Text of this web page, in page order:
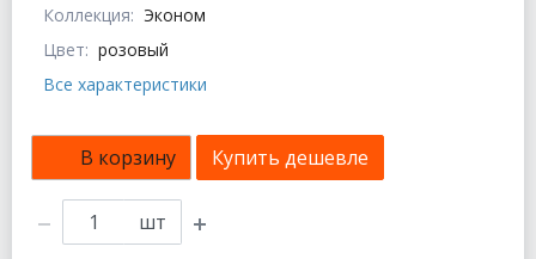
Коллекция: Эконом
Цвет: розовый
Все характеристики
В корзину Купить дешевле
шт